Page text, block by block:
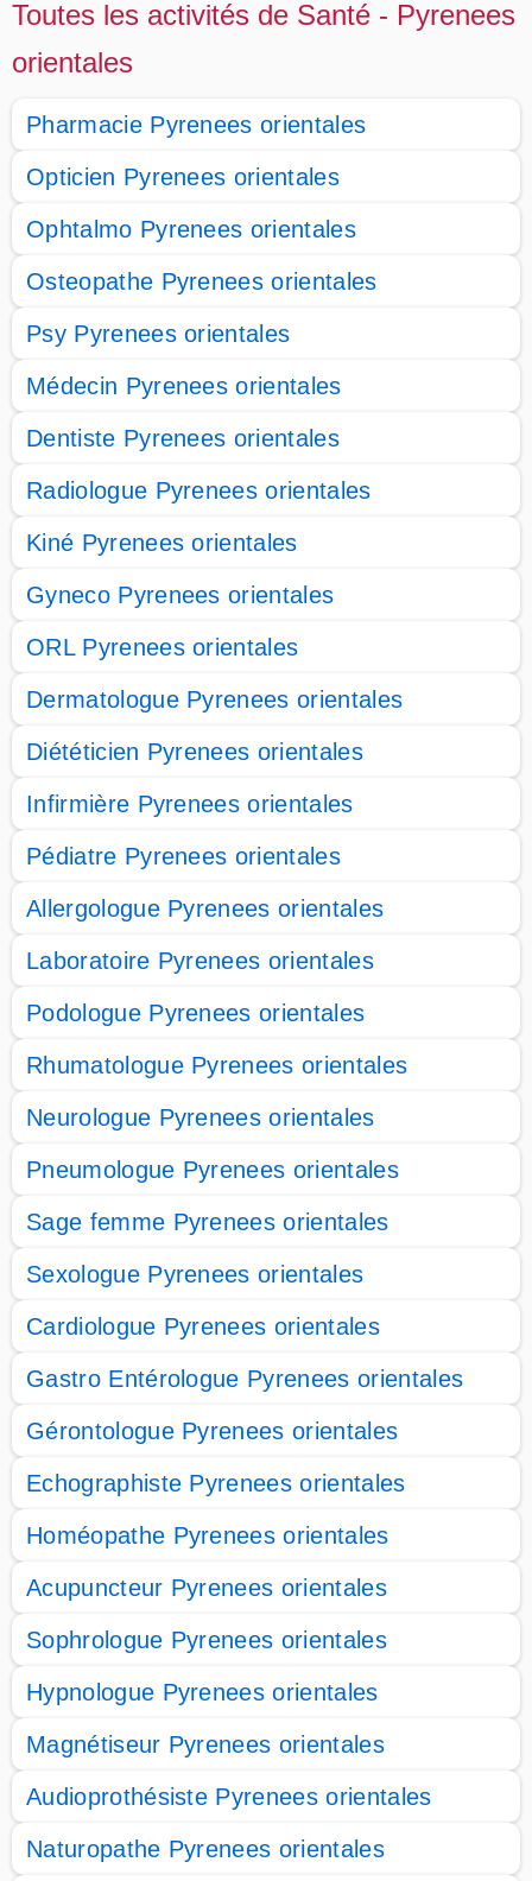
Toutes les activités de Santé - Pyrenees
orientales
Pharmacie Pyrenees orientales
Opticien Pyrenees orientales
Ophtalmo Pyrenees orientales
Osteopathe Pyrenees orientales
Psy Pyrenees orientales
Médecin Pyrenees orientales
Dentiste Pyrenees orientales
Radiologue Pyrenees orientales
Kiné Pyrenees orientales
Gyneco Pyrenees orientales
ORL Pyrenees orientales
Dermatologue Pyrenees orientales
Diététicien Pyrenees orientales
Infirmière Pyrenees orientales
Pédiatre Pyrenees orientales
Allergologue Pyrenees orientales
Laboratoire Pyrenees orientales
Podologue Pyrenees orientales
Rhumatologue Pyrenees orientales
Neurologue Pyrenees orientales
Pneumologue Pyrenees orientales
Sage femme Pyrenees orientales
Sexologue Pyrenees orientales
Cardiologue Pyrenees orientales
Gastro Entérologue Pyrenees orientales
Gérontologue Pyrenees orientales
Echographiste Pyrenees orientales
Homéopathe Pyrenees orientales
Acupuncteur Pyrenees orientales
Sophrologue Pyrenees orientales
Hypnologue Pyrenees orientales
Magnétiseur Pyrenees orientales
Audioprothésiste Pyrenees orientales
Naturopathe Pyrenees orientales